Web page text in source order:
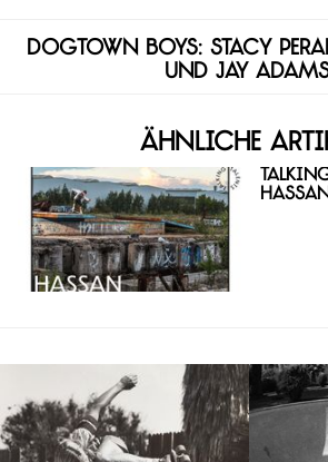
Dogtown Boys: Stacy
und Jay
Ähnliche